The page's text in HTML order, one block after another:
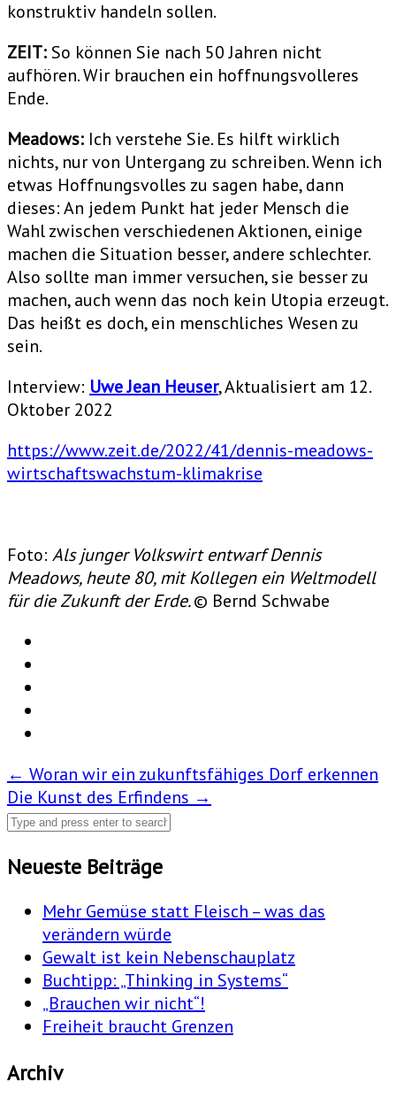
konstruktiv handeln sollen.
ZEIT:So können Sie nach 50 Jahren nicht
aufhören. Wir brauchen ein hoffnungsvolleres
Ende.
Meadows: Ich verstehe Sie. Es hilft wirklich
nichts, nur von Untergang zu schreiben. Wenn ich
etwas Hoffnungsvolles zu sagen habe, dann
dieses: An jedem Punkt hat jeder Mensch die
Wahl zwischen verschiedenen Aktionen, einige
machen die Situation besser, andere schlechter.
Also sollte man immer versuchen, sie besser zu
machen, auch wenn das noch kein Utopia erzeugt.
Das heißt es doch, ein menschliches Wesen zu
sein.
Interview: Uwe Jean Heuser, Aktualisiert am 12.
Oktober 2022
https://www.zeit.de/2022/41/dennis-meadows-
wirtschaftswachstum-klimakrise
Foto: Als junger Volkswirt entwarf Dennis
Meadows, heute 80, mit Kollegen ein Weltmodell
für die Zukunft der Erde.© Bernd Schwabe
Post
navigation
← Woran wir ein zukunftsfähiges Dorf erkennen
Die Kunst des Erfindens →
Neueste Beiträge
Mehr Gemüse statt Fleisch – was das
verändern würde
Gewalt ist kein Nebenschauplatz
Buchtipp: „Thinking in Systems“
„Brauchen wir nicht“!
Freiheit braucht Grenzen
Archiv